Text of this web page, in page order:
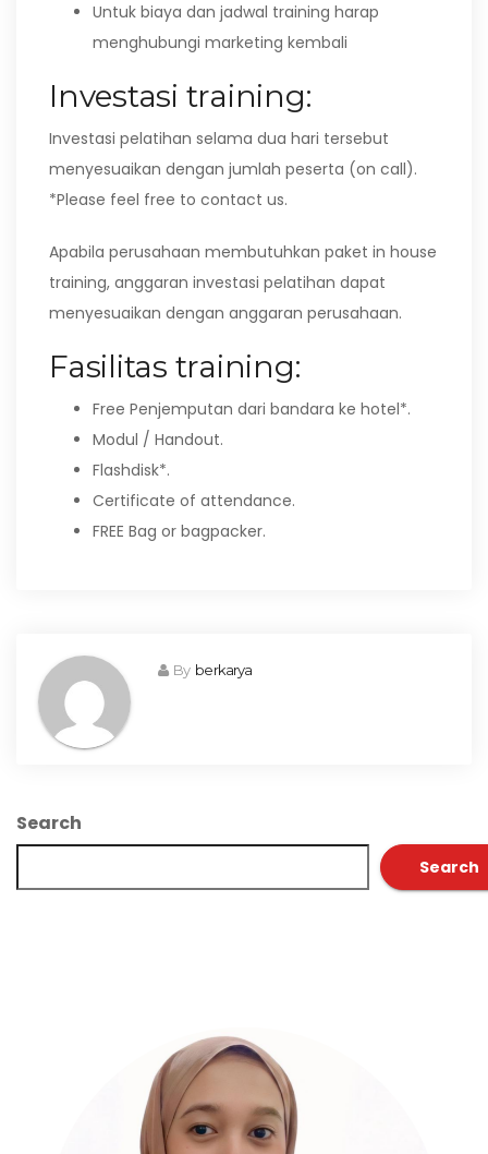
Untuk biaya dan jadwal training harap
menghubungi marketing kembali
Investasi training:
Investasi pelatihan selama dua hari tersebut
menyesuaikan dengan jumlah peserta (on call).
*Please feel free to contact us.
Apabila perusahaan membutuhkan paket in house
training, anggaran investasi pelatihan dapat
menyesuaikan dengan anggaran perusahaan.
Fasilitas training:
Free Penjemputan dari bandara ke hotel*.
Modul / Handout.
Flashdisk*.
Certificate of attendance.
FREE Bag or bagpacker.
By berkarya
Search
Search